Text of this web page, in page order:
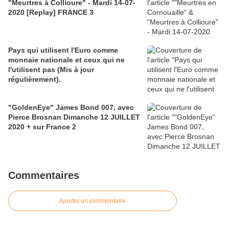
"Meurtres à Collioure" - Mardi 14-07-
2020 [Replay] FRANCE 3
Pays qui utilisent l'Euro comme
monnaie nationale et ceux qui ne
l'utilisent pas (Mis à jour
régulièrement).
"GoldenEye" James Bond 007, avec
Pierce Brosnan Dimanche 12 JUILLET
2020 + sur France 2
Commentaires
Ajouter un commentaire